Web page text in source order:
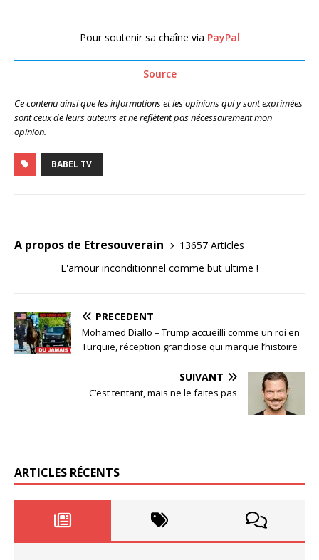
Pour soutenir sa chaîne via PayPal
Source
Ce contenu ainsi que les informations et les opinions qui y sont exprimées
sont ceux de leurs auteurs et ne reflètent pas nécessairement mon
opinion.
BABEL TV
A propos de Etresouverain
13657 Articles
L'amour inconditionnel comme but ultime !
PRÉCÉDENT
Mohamed Diallo – Trump accueilli comme un roi en
Turquie, réception grandiose qui marque l’histoire
SUIVANT
C’est tentant, mais ne le faites pas
ARTICLES RÉCENTS